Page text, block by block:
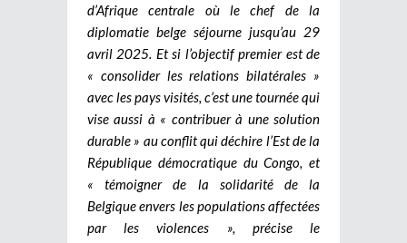
d’Afrique centrale où le chef de la
diplomatie belge séjourne jusqu’au 29
avril 2025. Et si l’objectif premier est de
« consolider les relations bilatérales »
avec les pays visités, c’est une tournée qui
vise aussi à « contribuer à une solution
durable » au conflit qui déchire l’Est de la
République démocratique du Congo, et
« témoigner de la solidarité de la
Belgique envers les populations affectées
par les violences », précise le